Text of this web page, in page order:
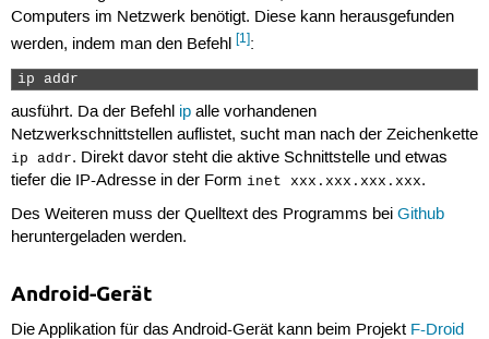
Computers im Netzwerk benötigt. Diese kann herausgefunden
werden, indem man den Befehl [1]:
ip addr
ausführt. Da der Befehl ipalle vorhandenen
Netzwerkschnittstellen auflistet, sucht man nach der Zeichenkette
ip addr. Direkt davor steht die aktive Schnittstelle und etwas
tiefer die IP-Adresse in der Form inet xxx.xxx.xxx.xxx.
Des Weiteren muss der Quelltext des Programms bei Github
heruntergeladen werden.
Android-Gerät
Die Applikation für das Android-Gerät kann beim Projekt F-Droid